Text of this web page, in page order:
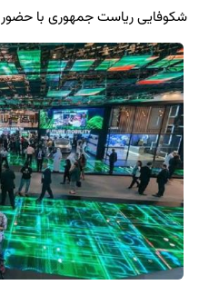
آموزش
شکوفایی ریاست جمهوری با حضور 36 شرکت راه اندازی.